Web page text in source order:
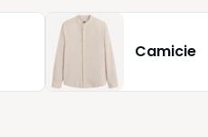
Camicie